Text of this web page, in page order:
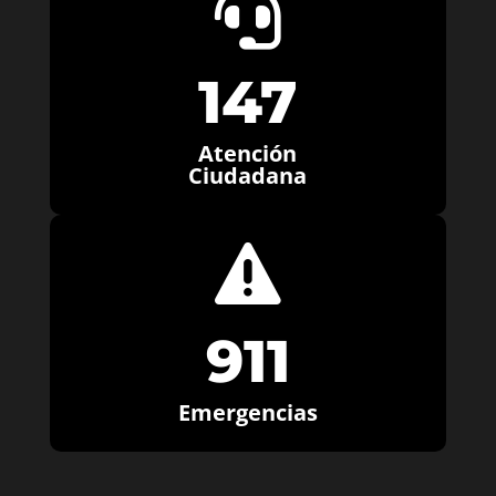

147
Atención
Ciudadana

911
Emergencias